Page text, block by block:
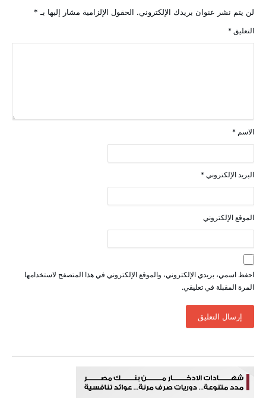
لن يتم نشر عنوان بريدك الإلكتروني. الحقول الإلزامية مشار إليها بـ *
التعليق *
الاسم *
البريد الإلكتروني *
الموقع الإلكتروني
احفظ اسمي، بريدي الإلكتروني، والموقع الإلكتروني في هذا المتصفح لاستخدامها
المرة المقبلة في تعليقي.